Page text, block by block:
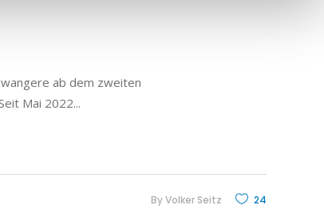
ab dem zweiten
Mai 2022
ByVolker Seitz 24